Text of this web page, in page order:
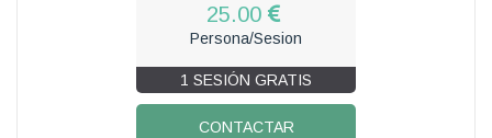
25.00
Persona/Sesion
1 SESIÓN GRATIS
CONTACTAR